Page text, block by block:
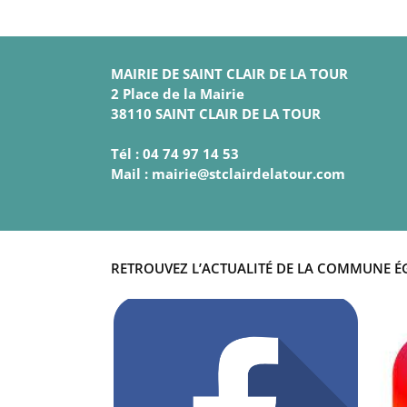
MAIRIE DE SAINT CLAIR DE LA TOUR
2 Place de la Mairie
38110 SAINT CLAIR DE LA TOUR
Tél : 04 74 97 14 53
Mail : mairie@stclairdelatour.com
RETROUVEZ L’ACTUALITÉ DE LA COMMUNE